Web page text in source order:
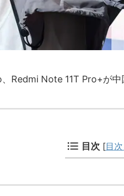
Redmi Note 11T Pro+が中
目次 [目